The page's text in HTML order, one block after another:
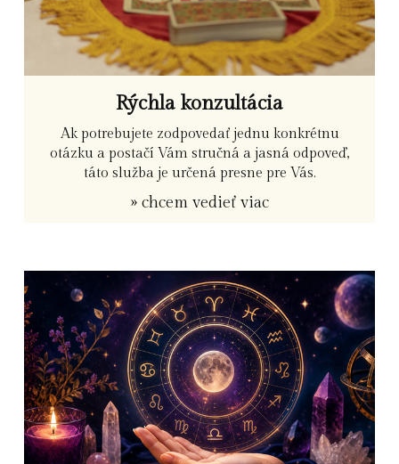
Rýchla konzultácia
Ak potrebujete zodpovedať jednu konkrétnu
otázku a postačí Vám stručná a jasná odpoveď,
táto služba je určená presne pre Vás.
» chcem vedieť viac